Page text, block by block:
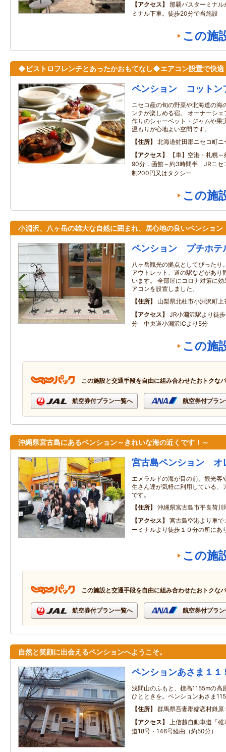
アクセス
那覇バスターミナ
ミナル下車。徒歩20分で当施設
この施
◆ビストロフレンチとあったかおもてなし◆エアコン設置で快適
ペンション コットン
ニセコ産の旬の野菜や北海道の海
ンチが楽しめる宿。 オーナーシ
作りのシャーベット・ジャムや果
温もりが心地よい空間です。
住所
北海道虻田郡ニセコ町
アクセス
【車】空港・札幌
90分．函館～約3時間半 JRニセ
制200円又はタクシー
この施
小淵沢、八ヶ岳の雄大な自然に囲まれ、居心地の良いペンション
ペンション プチホ
八ヶ岳観光の拠点としてぴったり
アウトレット、道の駅などがあり
います。 全部屋にコロナ対策に
アコンを設置しました。
住所
山梨県北杜市小淵沢町
アクセス
JR小淵沢駅より徒
分 中央道小淵沢ICより5分
この施
この施設と交通手段を自由に組み合わせたおトクな
航空券付プラン一覧へ 航空券付プラ
沖縄県宮古島にあるペンション～きれいな海の近くです！～
宮古島ペンション オ
エメラルドの海が目の前。観光客
生さん達が気軽に利用している、
です。
住所
沖縄県宮古島市平良荷
アクセス
宮古島空港より車
ーミナルより徒歩１０分の所にあ
この施
この施設と交通手段を自由に組み合わせたおトクな
航空券付プラン一覧へ 航空券付プラ
自然と笑顔に出会えるペンションへようこそ。
ペンションあさま１１
浅間山のふもと、標高1155mの高
ひとときを。ペンションあさま
住所
群馬県吾妻郡嬬恋村鎌原
アクセス
上信越自動車道「
道18号・146号経由（約50分）